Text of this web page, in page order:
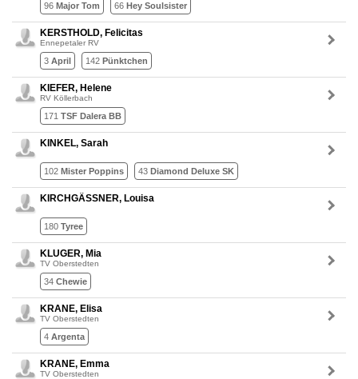
96 Major Tom 66 Hey Soulsister
KERSTHOLD, Felicitas
Ennepetaler RV
3 April 142 Pünktchen
KIEFER, Helene
RV Köllerbach
171 TSF Dalera BB
KINKEL, Sarah
102 Mister Poppins 43 Diamond Deluxe SK
KIRCHGÄSSNER, Louisa
180 Tyree
KLUGER, Mia
TV Oberstedten
34 Chewie
KRANE, Elisa
TV Oberstedten
4 Argenta
KRANE, Emma
TV Oberstedten